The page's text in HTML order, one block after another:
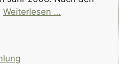
Weiterlesen …